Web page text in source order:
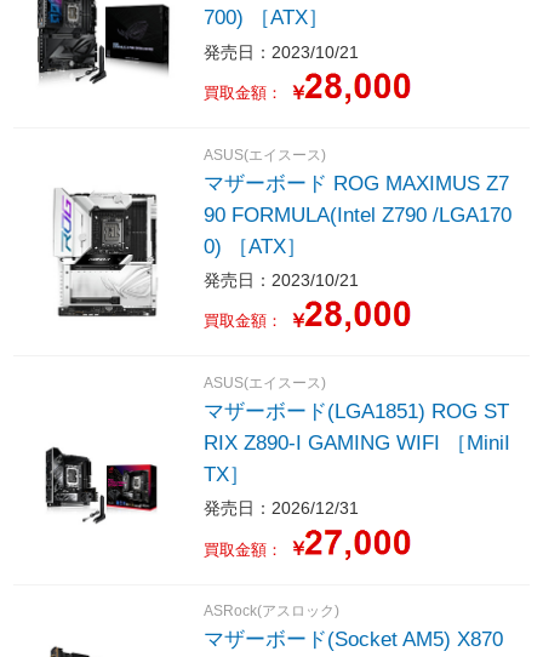
700) ［ATX］
発売日：2023/10/21
買取金額： ￥
ASUS(エイスース)
マザーボード ROG MAXIMUS Z7
90 FORMULA(Intel Z790 /LGA170
0) ［ATX］
発売日：2023/10/21
買取金額： ￥
ASUS(エイスース)
マザーボード(LGA1851) ROG ST
RIX Z890-I GAMING WIFI ［MiniI
TX］
発売日：2026/12/31
買取金額： ￥
ASRock(アスロック)
マザーボード(Socket AM5) X870